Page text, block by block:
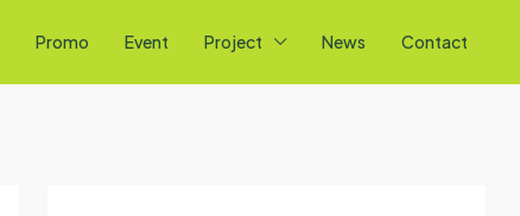
Promo Event Project News Contact